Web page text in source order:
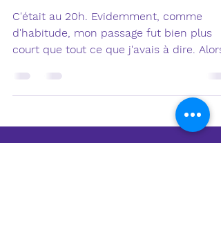
C'était au 20h. Evidemment, comme
d'habitude, mon passage fut bien plus
court que tout ce que j'avais à dire. Alors,
OU ME TROUVER?